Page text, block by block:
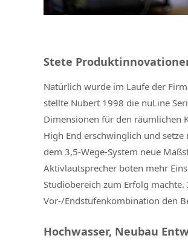
Stete
Natürlich wurde im Laufe der
stellte Nubert 1998 die nuLine
Dimensionen für den räumlichen
High End erschwinglich und
dem 3,5-Wege-System neue
Aktivlautsprecher boten mehr
Studiobereich zum Erfolg
Vor-/Endstufenkombination den
Hochwasser, Neubau